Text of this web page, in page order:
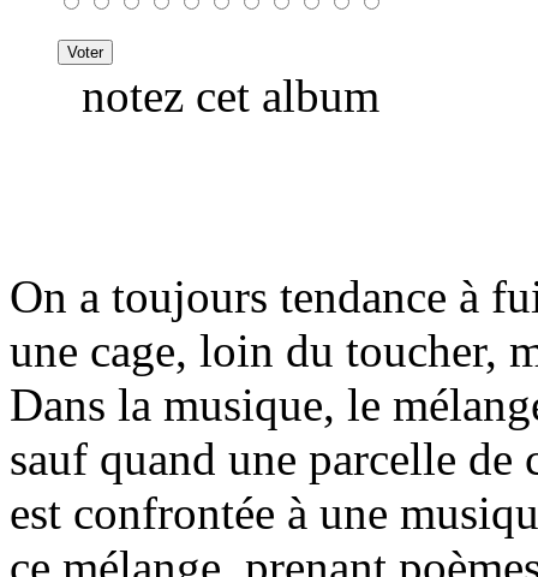
notez cet album
On a toujours tendance à
une cage, loin du toucher,
Dans la musique, le
sauf quand une parcelle
est confrontée à une
ce mélange, prenant